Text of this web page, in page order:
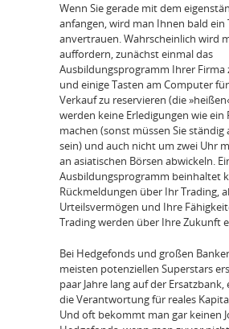
Wenn Sie gerade mit dem
anfangen, wird man Ihnen bald
anvertrauen. Wahrscheinlich wird
auffordern, zunächst einmal das
Ausbildungsprogramm Ihrer Firma
und einige Tasten am Computer
Verkauf zu reservieren (die
werden keine Erledigungen wie
machen (sonst müssen Sie
sein) und auch nicht um zwei Uhr
an asiatischen Börsen abwickeln.
Ausbildungsprogramm beinhaltet
Rückmeldungen über Ihr Trading,
Urteilsvermögen und Ihre
Trading werden über Ihre Zukunft
Bei Hedgefonds und großen
meisten potenziellen Superstars
paar Jahre lang auf der
die Verantwortung für reales
Und oft bekommt man gar keinen